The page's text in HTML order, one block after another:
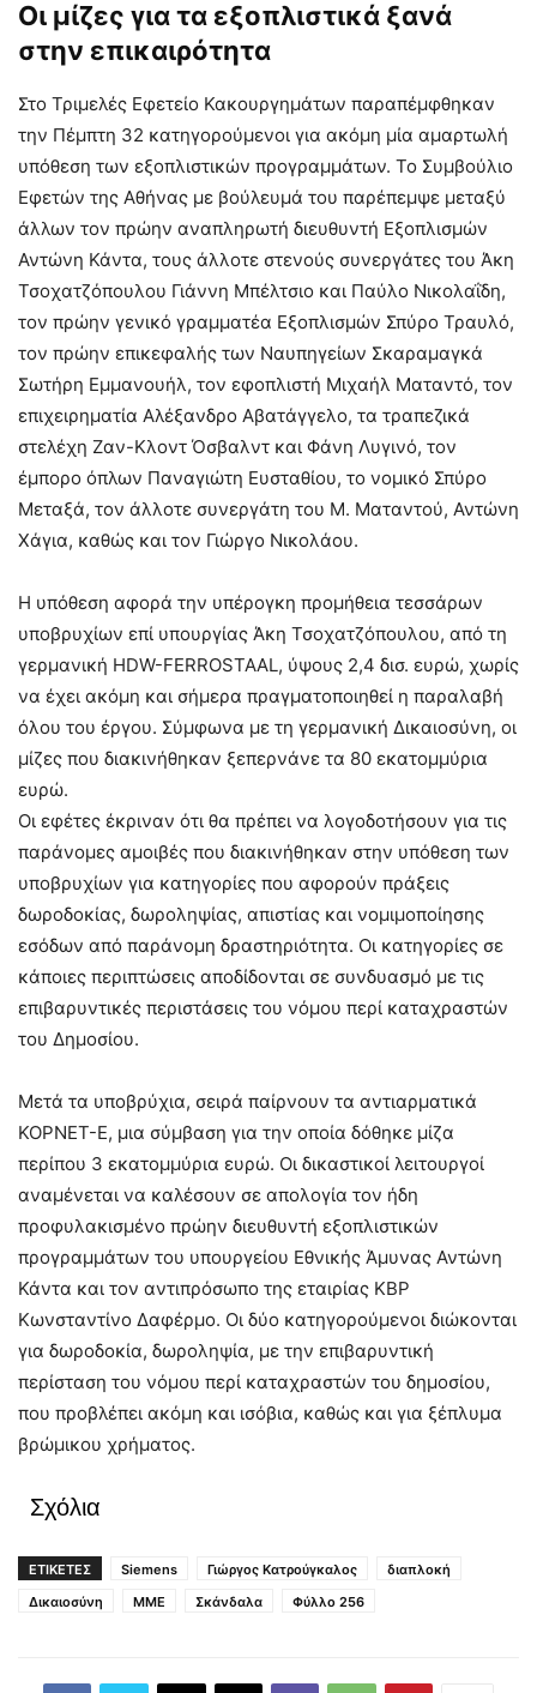
Οι μίζες για τα εξοπλιστικά ξανά
στην επικαιρότητα
Στο Τριμελές Εφετείο Κακουργημάτων παραπέμφθηκαν
την Πέμπτη 32 κατηγορούμενοι για ακόμη μία αμαρτωλή
υπόθεση των εξοπλιστικών προγραμμάτων. Το Συμβούλιο
Εφετών της Αθήνας με βούλευμά του παρέπεμψε μεταξύ
άλλων τον πρώην αναπληρωτή διευθυντή Εξοπλισμών
Αντώνη Κάντα, τους άλλοτε στενούς συνεργάτες του Άκη
Τσοχατζόπουλου Γιάννη Μπέλτσιο και Παύλο Νικολαΐδη,
τον πρώην γενικό γραμματέα Εξοπλισμών Σπύρο Τραυλό,
τον πρώην επικεφαλής των Ναυπηγείων Σκαραμαγκά
Σωτήρη Εμμανουήλ, τον εφοπλιστή Μιχαήλ Ματαντό, τον
επιχειρηματία Αλέξανδρο Αβατάγγελο, τα τραπεζικά
στελέχη Ζαν-Κλοντ Όσβαλντ και Φάνη Λυγινό, τον
έμπορο όπλων Παναγιώτη Ευσταθίου, το νομικό Σπύρο
Μεταξά, τον άλλοτε συνεργάτη του Μ. Ματαντού, Αντώνη
Χάγια, καθώς και τον Γιώργο Νικολάου.
Η υπόθεση αφορά την υπέρογκη προμήθεια τεσσάρων
υποβρυχίων επί υπουργίας Άκη Τσοχατζόπουλου, από τη
γερμανική HDW-FERROSTAAL, ύψους 2,4 δισ. ευρώ, χωρίς
να έχει ακόμη και σήμερα πραγματοποιηθεί η παραλαβή
όλου του έργου. Σύμφωνα με τη γερμανική Δικαιοσύνη, οι
μίζες που διακινήθηκαν ξεπερνάνε τα 80 εκατομμύρια
ευρώ.
Οι εφέτες έκριναν ότι θα πρέπει να λογοδοτήσουν για τις
παράνομες αμοιβές που διακινήθηκαν στην υπόθεση των
υποβρυχίων για κατηγορίες που αφορούν πράξεις
δωροδοκίας, δωροληψίας, απιστίας και νομιμοποίησης
εσόδων από παράνομη δραστηριότητα. Οι κατηγορίες σε
κάποιες περιπτώσεις αποδίδονται σε συνδυασμό με τις
επιβαρυντικές περιστάσεις του νόμου περί καταχραστών
του Δημοσίου.
Μετά τα υποβρύχια, σειρά παίρνουν τα αντιαρματικά
ΚΟΡΝΕΤ-Ε, μια σύμβαση για την οποία δόθηκε μίζα
περίπου 3 εκατομμύρια ευρώ. Οι δικαστικοί λειτουργοί
αναμένεται να καλέσουν σε απολογία τον ήδη
προφυλακισμένο πρώην διευθυντή εξοπλιστικών
προγραμμάτων του υπουργείου Εθνικής Άμυνας Αντώνη
Κάντα και τον αντιπρόσωπο της εταιρίας ΚΒΡ
Κωνσταντίνο Δαφέρμο. Οι δύο κατηγορούμενοι διώκονται
για δωροδοκία, δωροληψία, με την επιβαρυντική
περίσταση του νόμου περί καταχραστών του δημοσίου,
που προβλέπει ακόμη και ισόβια, καθώς και για ξέπλυμα
βρώμικου χρήματος.
Σχόλια
ΕΤΙΚΕΤΕΣ Siemens Γιώργος Κατρούγκαλος
διαπλοκή
Δικαιοσύνη
ΜΜΕ Σκάνδαλα Φύλλο 256